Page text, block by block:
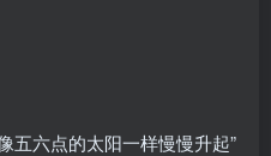
五六点的太阳一样慢慢升起”